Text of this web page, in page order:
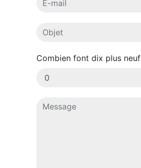
Combien font dix plus neuf